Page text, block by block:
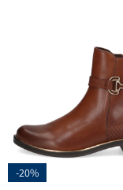
-20%